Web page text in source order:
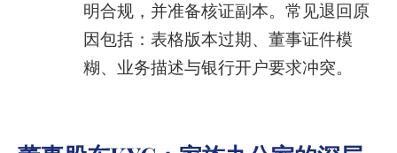
明合规，并准备核证副本。常见退回原
因包括：表格版本过期、董事证件模
糊、业务描述与银行开户要求冲突。